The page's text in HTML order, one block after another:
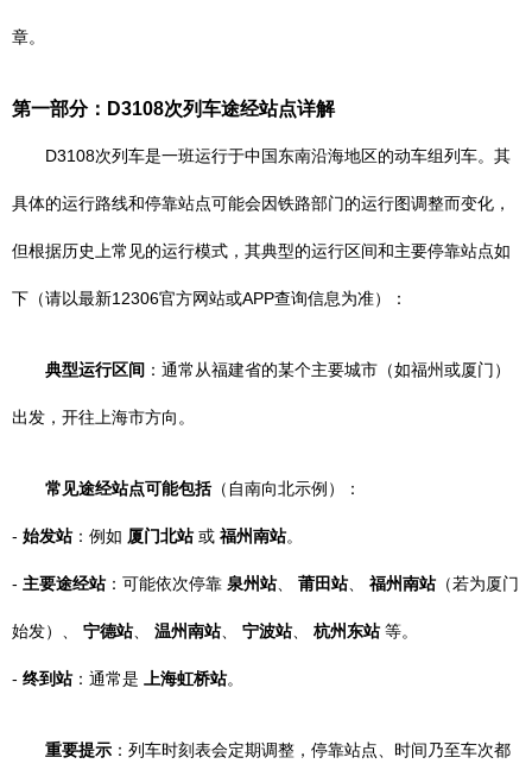
章。
第一部分：D3108次列车途经站点详解
D3108次列车是一班运行于中国东南沿海地区的动车组列车。其
具体的运行路线和停靠站点可能会因铁路部门的运行图调整而变化，
但根据历史上常见的运行模式，其典型的运行区间和主要停靠站点如
下（请以最新12306官方网站或APP查询信息为准）：
典型运行区间 ：通常从福建省的某个主要城市（如福州或厦门）
出发，开往上海市方向。
常见途经站点可能包括（自南向北示例）：
- 始发站：例如 厦门北站或 福州南站。
- 主要途经站：可能依次停靠 泉州站、 莆田站、 福州南站（若为厦门
始发）、 宁德站、 温州南站、 宁波站、 杭州东站等。
- 终到站：通常是 上海虹桥站。
重要提示 ：列车时刻表会定期调整，停靠站点、时间乃至车次都